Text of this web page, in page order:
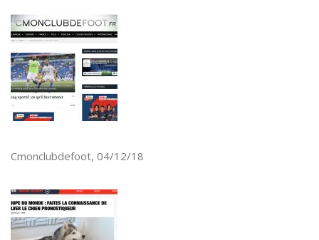
Cmonclubdefoot, 04/12/18